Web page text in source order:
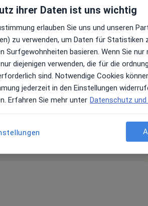
und Kosten
über Leistungen
ihrer Daten ist uns wichtig
erlauben Sie uns und unseren
zu verwenden, um Daten für Statistiken
Surfgewohnheiten basieren. Wenn Sie
diejenigen verwenden, die für die
sind. Notwendige Cookies
jederzeit in den Einstellungen
Erfahren Sie mehr unter Datenschutz und